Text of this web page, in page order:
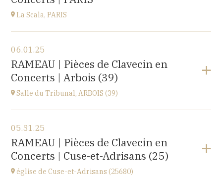
La Scala, PARIS
La Scala, PARIS
13, boulevard de Strasbourg 75010 Paris
at19H30
Go to site
06.01.25
RAMEAU | Pièces de Clavecin en
Concerts | Arbois (39)
Salle du Tribunal, ARBOIS (39)
Salle du Tribunal, ARBOIS (39)
10 rue de l’hôtel de ville, 39600 ARBOIS
at17H00
05.31.25
RAMEAU | Pièces de Clavecin en
Concerts | Cuse-et-Adrisans (25)
église de Cuse-et-Adrisans (25680)